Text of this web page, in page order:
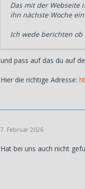
Das mit der Webseite
ihn nächste Woche
Ich wede berichten ob
und pass auf das du auf
Hier die richtige Adresse:
7. Februar 2026
Hat bei uns auch nicht